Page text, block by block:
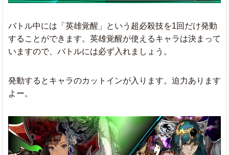
バトル中には「英雄覚醒」という超必殺技を1回だけ発動
することができます。英雄覚醒が使えるキャラは決まって
いますので、バトルには必ず入れましょう。
発動するとキャラのカットインが入ります。迫力あります
よー。